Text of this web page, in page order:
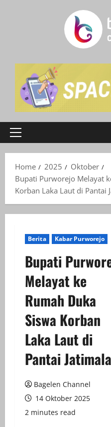
Primary
Home
2025
Oktober
Bupati Purworejo Melayat
Korban Laka Laut di Pantai
Berita Kabar Purworejo
Bupati
Melayat ke
Rumah Duka
Siswa Korban
Laka Laut di
Pantai
Bagelen Channel
14 Oktober 2025
2 minutes read